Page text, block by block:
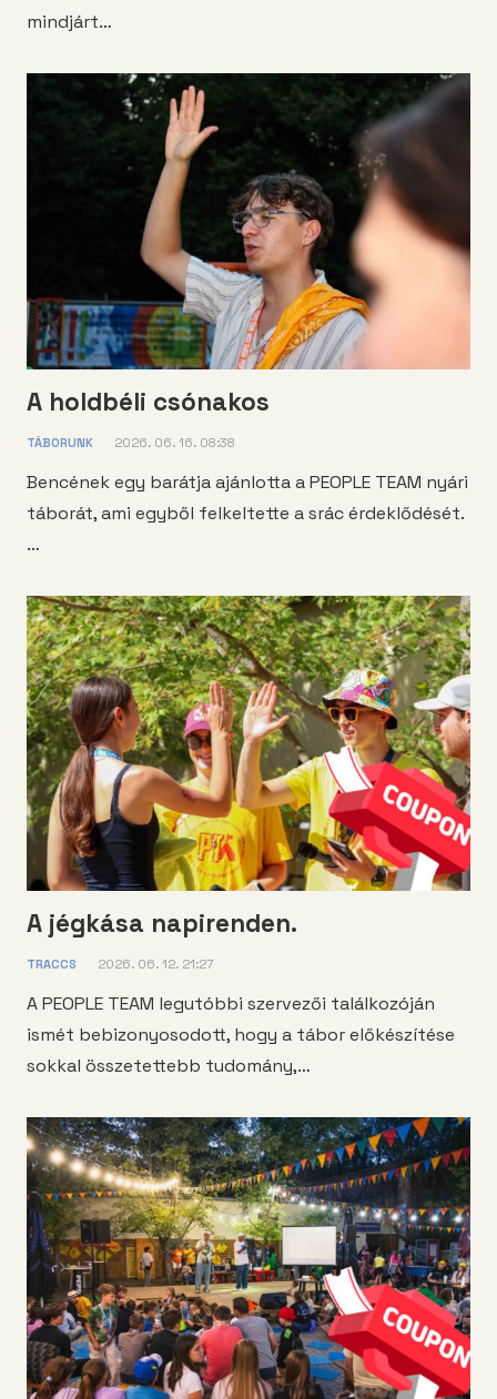
mindjárt…
A holdbéli csónakos
TÁBORUNK 2026. 06. 16. 08:38
Bencének egy barátja ajánlotta a PEOPLE TEAM nyári
táborát, ami egyből felkeltette a srác érdeklődését.
…
A jégkása napirenden.
TRACCS 2026. 06. 12. 21:27
A PEOPLE TEAM legutóbbi szervezői találkozóján
ismét bebizonyosodott, hogy a tábor előkészítése
sokkal összetettebb tudomány,…